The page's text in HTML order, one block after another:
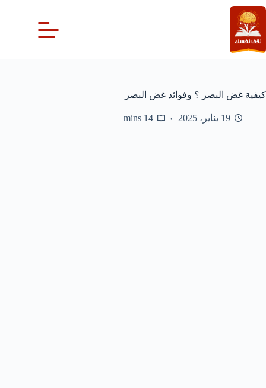
التجاوز
إلى
المحتوى
كيفية غض البصر ؟ وفوائد غض البصر
19 يناير، 2025 14 mins